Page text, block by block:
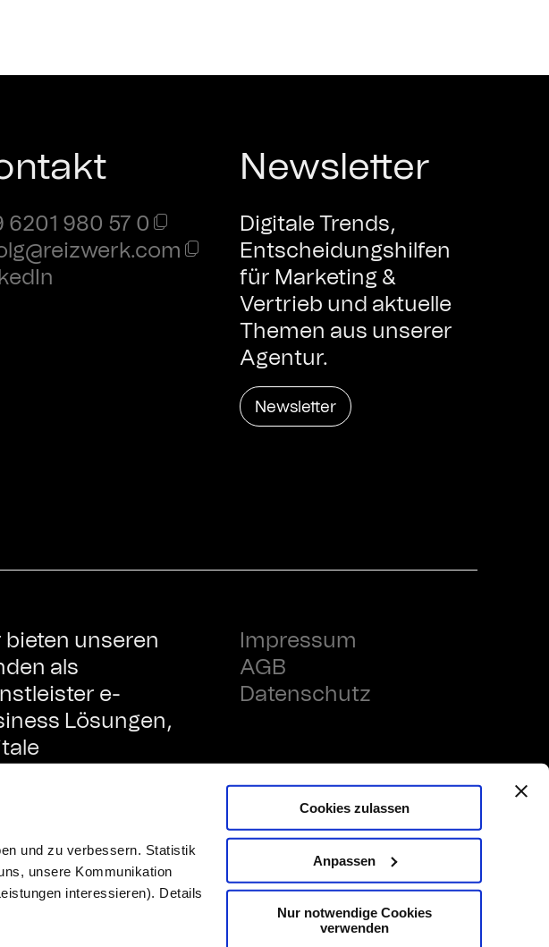
und zu verbessern. Statistik
unsere Kommunikation
interessieren). Details
Cookies zulassen
Anpassen
Nur notwendige Cookies
verwenden
6201 980 57 0
Newsletter
Digitale Trends,
Entscheidungshilfen
für Marketing &
Vertrieb und aktuelle
Themen aus unserer
Agentur.
Newsletter
bieten unseren
als
e-
Lösungen,
Impressum
AGB
Datenschutz